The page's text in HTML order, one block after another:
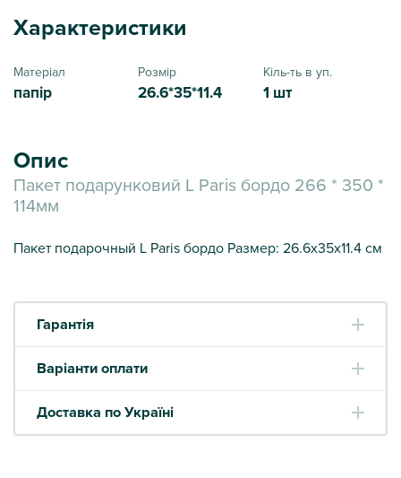
Характеристики
Матеріал
папір
Розмір
26.6*35*11.4
Кіль-ть в уп.
1 шт
Опис
Пакет подарунковий L Paris бордо 266 * 350 *
114мм
Пакет подарочный L Paris бордо Размер: 26.6х35х11.4 см
Гарантія
Варіанти оплати
Доставка по Україні